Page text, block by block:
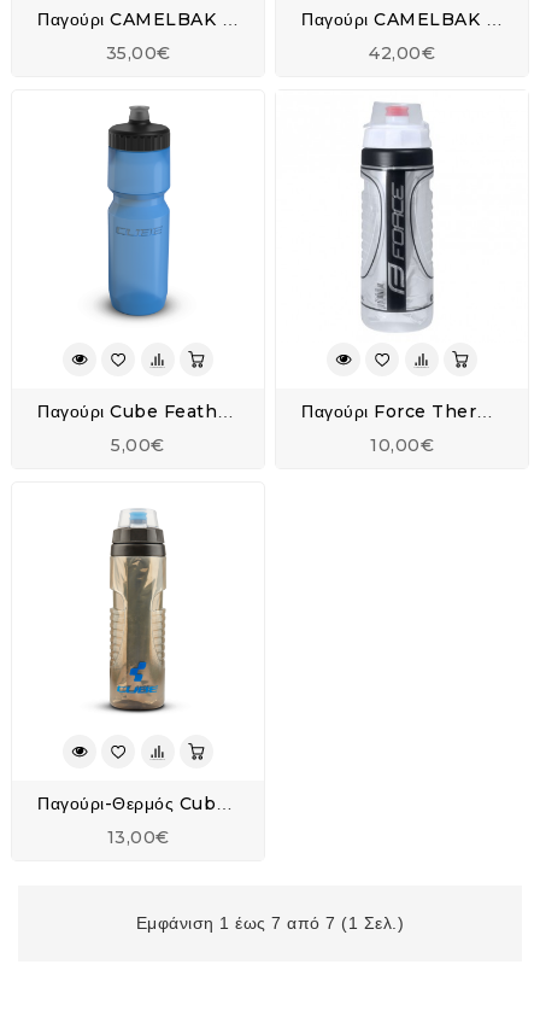
35,00€ 42,00€
5,00€ 10,00€
13,00€
Εμφάνιση 1 έως 7 από 7 (1 Σελ.)